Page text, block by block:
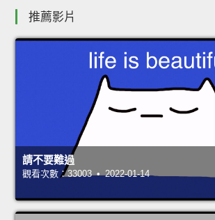
推薦影片
請不要難過
觀看次數：33003 • 2022-01-14